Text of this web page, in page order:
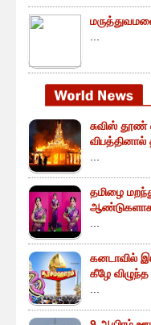
...
சுவிஸ் தூண்
விபத்தினால்
...
தமிழை
ஆண்டுகளாக
...
கனடாவில்
கீழே
...